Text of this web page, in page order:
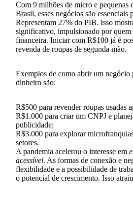
Com 9 milhões de micro e pequenas
Brasil, esses negócios são essenciais
Representam 27% do PIB. Isso
significativo, impulsionado por quem
financeira. Iniciar com R$100 já é
revenda de roupas de segunda mão.
Exemplos de como abrir um
dinheiro são:
R$500 para revender roupas usadas
R$1.000 para criar um CNPJ e
publicidade;
R$3.000 para explorar
setores.
A pandemia acelerou o interesse em
acessível. As formas de conexão e
flexibilidade e a possibilidade de
o potencial de crescimento. Isso